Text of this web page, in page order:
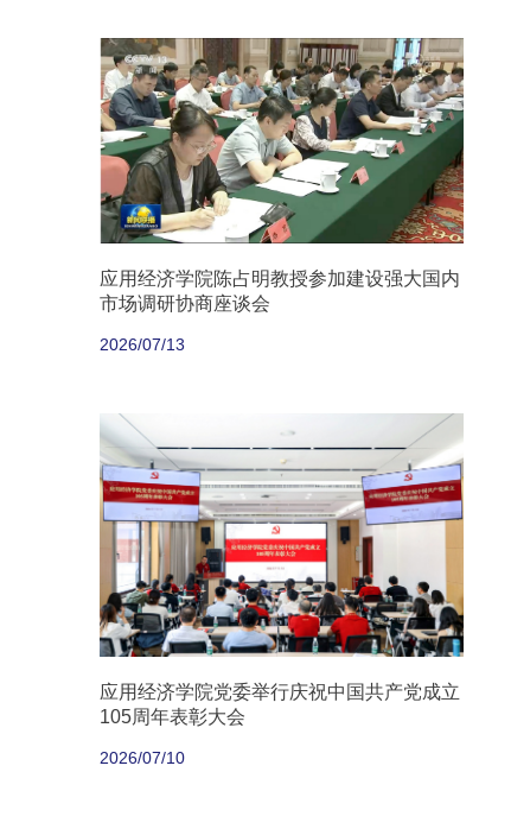
应用经济学院陈占明教授参加建设强大国内
市场调研协商座谈会
2026/07/13
应用经济学院党委举行庆祝中国共产党成立
105周年表彰大会
2026/07/10